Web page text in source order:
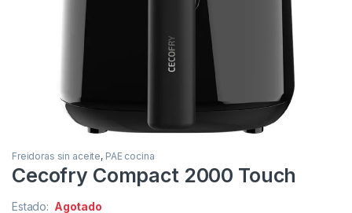
Freidoras sin aceite, PAE cocina
Cecofry Compact 2000 Touch
Estado: Agotado